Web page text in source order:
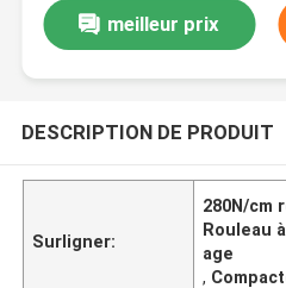
meilleur prix
DESCRIPTION DE PRODUIT
Surligner:
280N/cm
Rouleau
age
,